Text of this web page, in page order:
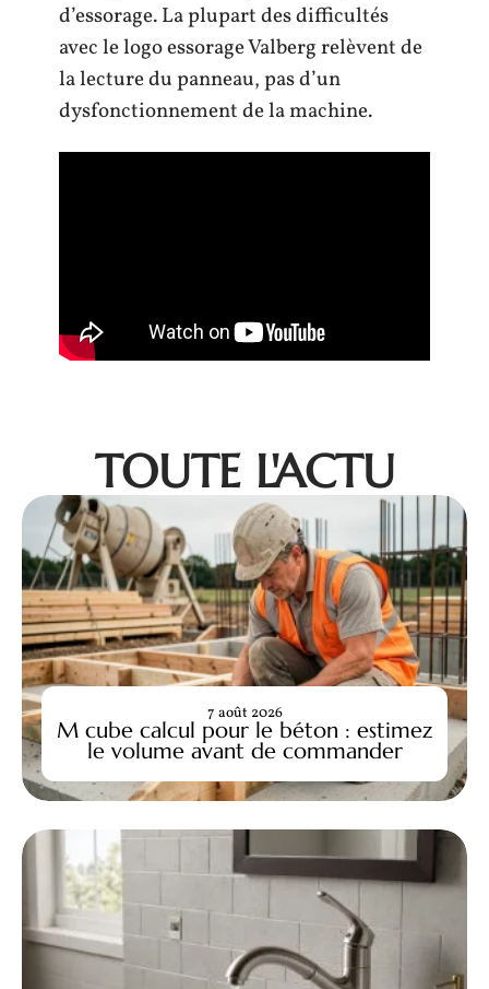
d’essorage. La plupart des difficultés
avec le logo essorage Valberg relèvent de
la lecture du panneau, pas d’un
dysfonctionnement de la machine.
TOUTE L'ACTU
M cube calcul pour le béton : estimez
le volume avant de commander
7 août 2026